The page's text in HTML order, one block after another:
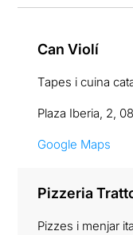
Can Violí
Tapes i cuina
Plaza Iberia, 2,
Google Maps
Pizzeria
Pizzes i menjar